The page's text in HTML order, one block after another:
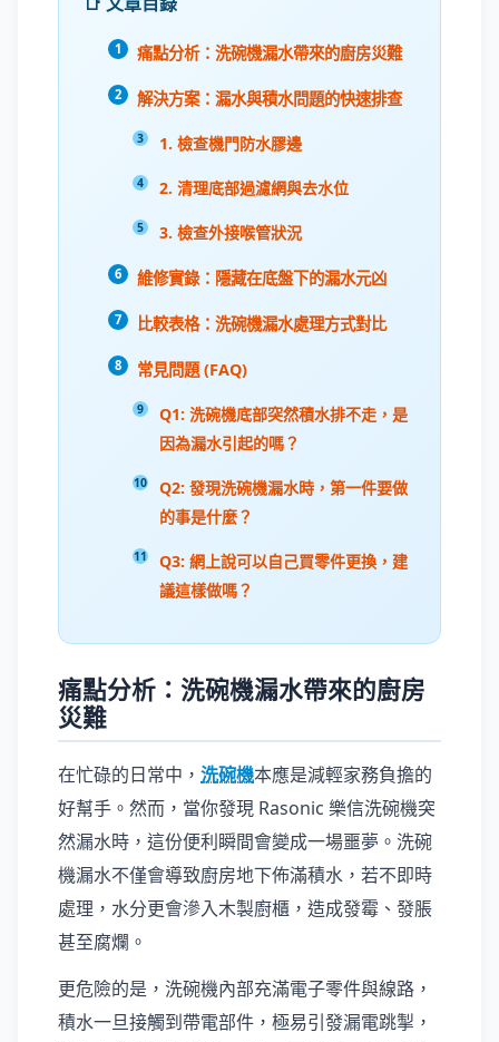
痛點分析：洗碗機漏水帶來的廚房災難
解決方案：漏水與積水問題的快速排查
1. 檢查機門防水膠邊
2. 清理底部過濾網與去水位
3. 檢查外接喉管狀況
維修實錄：隱藏在底盤下的漏水元凶
比較表格：洗碗機漏水處理方式對比
常見問題 (FAQ)
Q1: 洗碗機底部突然積水排不走，是
因為漏水引起的嗎？
Q2: 發現洗碗機漏水時，第一件要做
的事是什麼？
Q3: 網上說可以自己買零件更換，建
議這樣做嗎？
痛點分析：洗碗機漏水帶來的廚房
災難
在忙碌的日常中， 洗碗機本應是減輕家務負擔的
好幫手。然而，當你發現 Rasonic 樂信洗碗機突
然漏水時，這份便利瞬間會變成一場噩夢。洗碗
機漏水不僅會導致廚房地下佈滿積水，若不即時
處理，水分更會滲入木製廚櫃，造成發霉、發脹
甚至腐爛。
更危險的是，洗碗機內部充滿電子零件與線路，
積水一旦接觸到帶電部件，極易引發漏電跳掣，